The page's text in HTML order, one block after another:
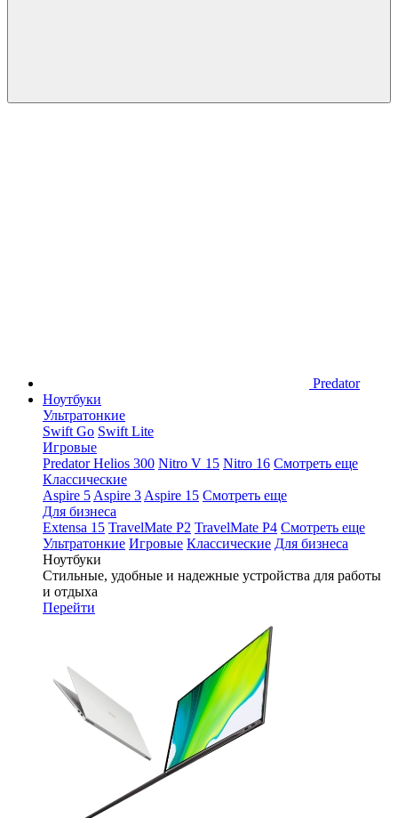
Predator
Ноутбуки
Ультратонкие
Swift Go Swift Lite
Игровые
Predator Helios 300 Nitro V 15 Nitro 16 Смотреть еще
Классические
Aspire 5 Aspire 3 Aspire 15 Смотреть еще
Для бизнеса
Extensa 15 TravelMate P2 TravelMate P4 Смотреть еще
Ультратонкие Игровые Классические Для бизнеса
Ноутбуки
Стильные, удобные и надежные устройства для работы
и отдыха
Перейти